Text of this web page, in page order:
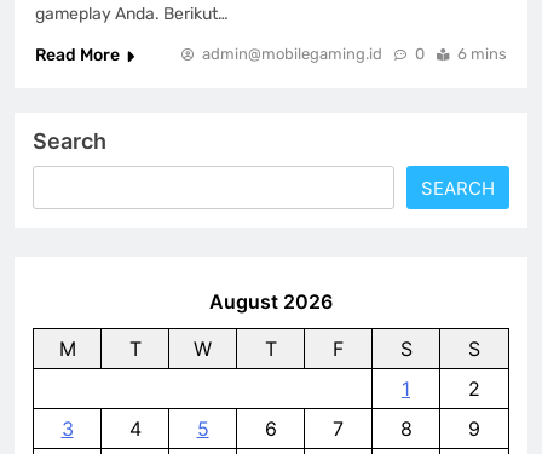
gameplay Anda. Berikut…
Read More
admin@mobilegaming.id 0 6 mins
Search
SEARCH
August 2026
M
T W T F S
S
1
2
3
4 5 6 7 8
9